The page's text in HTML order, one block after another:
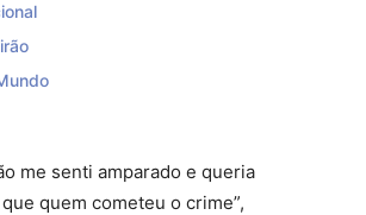
me senti amparado e queria
quem cometeu o crime”,